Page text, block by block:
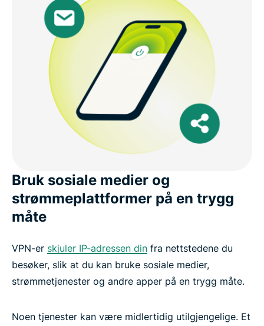
Get ExpressVPN for Pakistan risk-free
Bruk sosiale medier og
strømmeplattformer på en trygg
måte
VPN-er skjuler IP-adressen din fra nettstedene du
besøker, slik at du kan bruke sosiale medier,
strømmetjenester og andre apper på en trygg måte.
Noen tjenester kan være midlertidig utilgjengelige. Et